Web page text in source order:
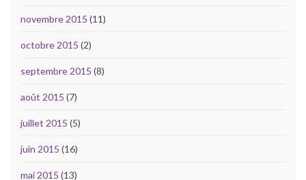
novembre 2015 (11)
octobre 2015 (2)
septembre 2015 (8)
août 2015 (7)
juillet 2015 (5)
juin 2015 (16)
mai 2015 (13)